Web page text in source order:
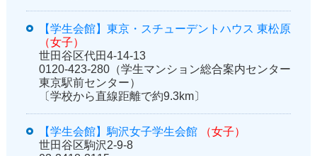
【学生会館】東京・スチューデントハウス 東松原
（女子）
世田谷区代田4-14-13
0120-423-280（学生マンション総合案内センター
東京駅前センター）
〔学校から直線距離で約9.3km〕
【学生会館】駒沢女子学生会館
（女子）
世田谷区駒沢2-9-8